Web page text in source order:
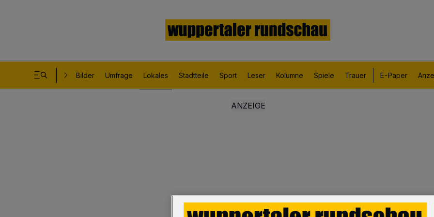
Bilder Umfrage Lokales Stadtteile Sport Leser Kolumne Spiele Trauer E-Paper